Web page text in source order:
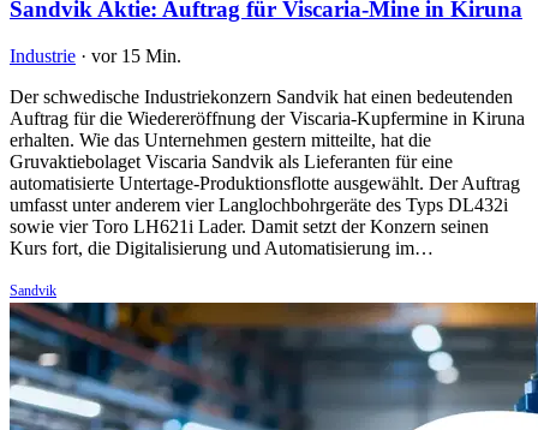
Sandvik Aktie: Auftrag für Viscaria-Mine in Kiruna
Industrie · vor 15 Min.
Der schwedische Industriekonzern Sandvik hat einen bedeutenden
Auftrag für die Wiedereröffnung der Viscaria-Kupfermine in Kiruna
erhalten. Wie das Unternehmen gestern mitteilte, hat die
Gruvaktiebolaget Viscaria Sandvik als Lieferanten für eine
automatisierte Untertage-Produktionsflotte ausgewählt. Der Auftrag
umfasst unter anderem vier Langlochbohrgeräte des Typs DL432i
sowie vier Toro LH621i Lader. Damit setzt der Konzern seinen
Kurs fort, die Digitalisierung und Automatisierung im…
Sandvik